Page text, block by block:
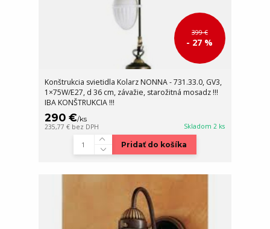
399 €
- 27 %
Konštrukcia svietidla Kolarz NONNA - 731.33.0, GV3,
1×75W/E27, d 36 cm, závažie, starožitná mosadz !!!
IBA KONŠTRUKCIA !!!
290 €/ks
235,77 € bez DPH Skladom 2 ks
Pridať do košíka